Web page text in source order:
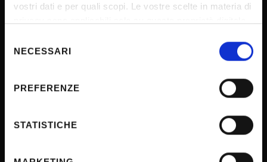
vostri dati e per quali scopi. Le vostre scelte in materia di
modificare o revocare il proprio consenso in qualsiasi
momento dalla Dichiarazione sui cookie o facendo clic
raccogliere informazioni sulla tua posizione
geografica, con un'approssimazione di qualche
delNECESSARI
PREFERENZE
STATISTICHE
Amministrazione trasparente
Concorsi
Atti di notifica
Privacy